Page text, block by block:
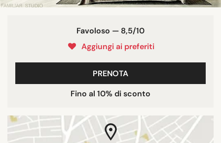
Favoloso — 8,5/10
Aggiungi ai preferiti
PRENOTA
Fino al 10% di sconto